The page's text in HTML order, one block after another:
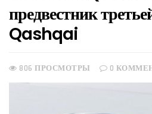
предвестник
Qashqai
806 ПРОСМОТРЫ 0